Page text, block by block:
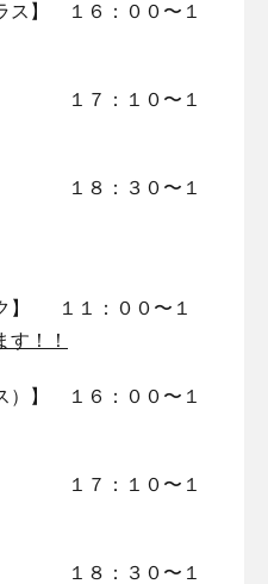
ス】 １６：００〜１
】 １７：１０〜１
】 １８：３０〜１
】 １１：００〜１
！！
）】 １６：００〜１
】 １７：１０〜１
】 １８：３０〜１